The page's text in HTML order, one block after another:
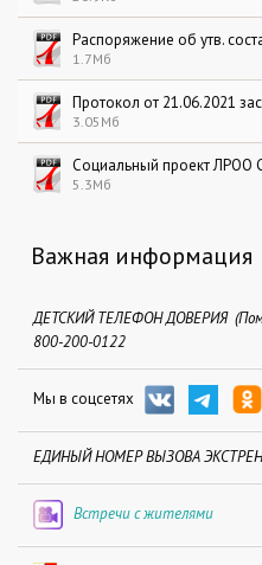
Распоряжение об утв.
1.7Мб
Протокол от 21.06.2021
3.05Мб
Социальный проект
5.3Мб
Важная информация
ДЕТСКИЙ ТЕЛЕФОН ДОВЕРИЯ
800-200-0122
Мы в соцсетях
ЕДИНЫЙ НОМЕР ВЫЗОВА
Встречи с жителями